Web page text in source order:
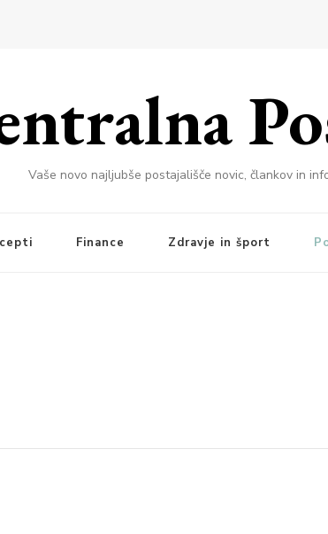
Vaše novo najljubše postajališče novic, člankov in
Finance Zdravje in šport